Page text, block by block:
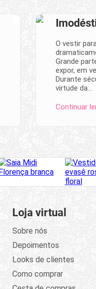
O vestir
Grande
expor, em
Durante
virtude da…
Continuar
Loja virtual
Sobre nós
Depoimentos
Looks de clientes
Como comprar